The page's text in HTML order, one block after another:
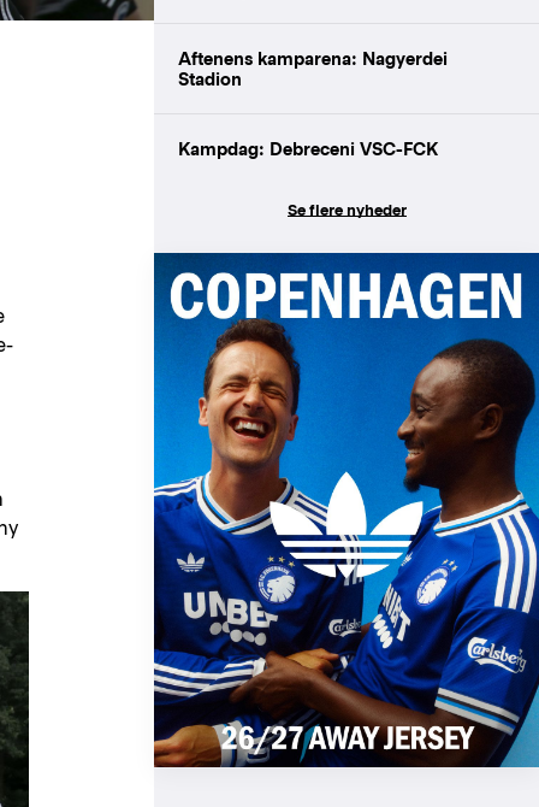
Aftenens kamparena: Nagyerdei
Stadion
Kampdag: Debreceni VSC-FCK
Se flere nyheder